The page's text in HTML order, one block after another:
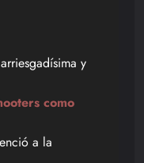
y
como
a la